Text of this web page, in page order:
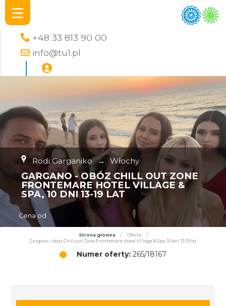
+48 33 813 90 00
info@tu1.pl
Rodi Garganiko → Włochy
GARGANO - OBÓZ CHILL OUT ZONE
FRONTEMARE HOTEL VILLAGE &
SPA, 10 DNI 13-19 LAT
Cena od
Strona główna / Oferta
/
Gargano - obóz Chill out Zone Frontemare Hotel Village & Spa, 10 dni 13-19 lat
Numer oferty: 265/18167